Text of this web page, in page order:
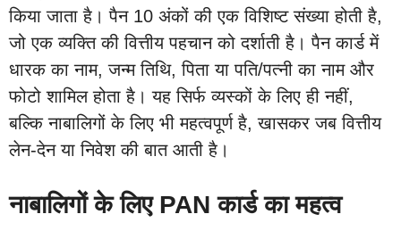
किया जाता है। पैन 10 अंकों की एक विशिष्ट संख्या होती है,
जो एक व्यक्ति की वित्तीय पहचान को दर्शाती है। पैन कार्ड में
धारक का नाम, जन्म तिथि, पिता या पति/पत्नी का नाम और
फोटो शामिल होता है। यह सिर्फ व्यस्कों के लिए ही नहीं,
बल्कि नाबालिगों के लिए भी महत्वपूर्ण है, खासकर जब वित्तीय
लेन-देन या निवेश की बात आती है।
नाबालिगों के लिए PAN कार्ड का महत्व